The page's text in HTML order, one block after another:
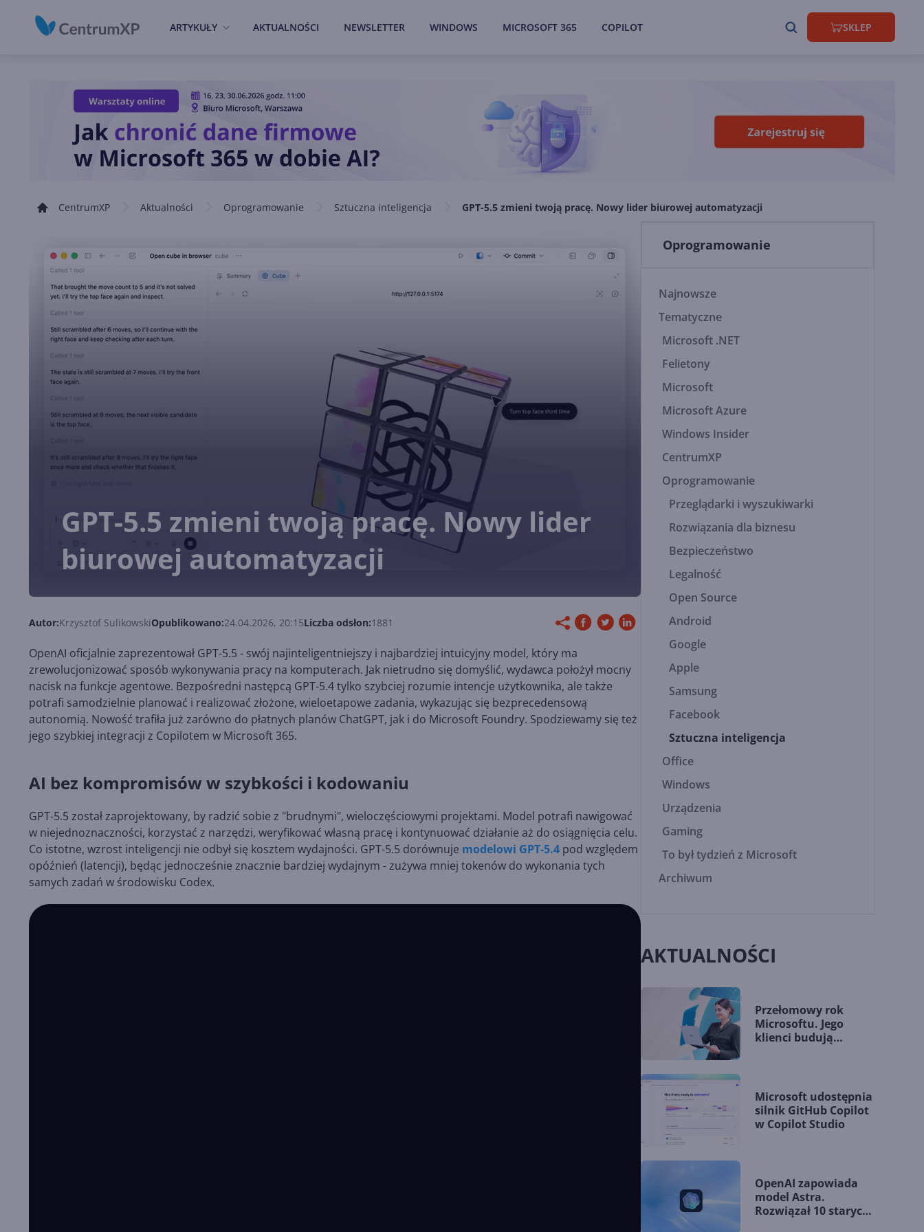
ARTYKUŁY AKTUALNOŚCI NEWSLETTER WINDOWS MICROSOFT 365 COPILOT SKLEP
CentrumXP Aktualności Oprogramowanie Sztuczna inteligencja GPT-5.5 zmieni twoją pracę. Nowy lider biurowej automatyzacji
GPT-5.5 zmieni twoją pracę. Nowy lider
biurowej automatyzacji
Autor:Krzysztof SulikowskiOpublikowano:24.04.2026, 20:15Liczba odsłon:1881
OpenAI oficjalnie zaprezentował GPT-5.5 - swój najinteligentniejszy i najbardziej intuicyjny model, który ma
zrewolucjonizować sposób wykonywania pracy na komputerach. Jak nietrudno się domyślić, wydawca położył mocny
nacisk na funkcje agentowe. Bezpośredni następcą GPT-5.4 tylko szybciej rozumie intencje użytkownika, ale także
potrafi samodzielnie planować i realizować złożone, wieloetapowe zadania, wykazując się bezprecedensową
autonomią. Nowość trafiła już zarówno do płatnych planów ChatGPT, jak i do Microsoft Foundry. Spodziewamy się też
jego szybkiej integracji z Copilotem w Microsoft 365.
AI bez kompromisów w szybkości i kodowaniu
GPT-5.5 został zaprojektowany, by radzić sobie z "brudnymi", wieloczęściowymi projektami. Model potrafi nawigować
w niejednoznaczności, korzystać z narzędzi, weryfikować własną pracę i kontynuować działanie aż do osiągnięcia celu.
Co istotne, wzrost inteligencji nie odbył się kosztem wydajności. GPT-5.5 dorównuje modelowi GPT-5.4 pod względem
opóźnień (latencji), będąc jednocześnie znacznie bardziej wydajnym - zużywa mniej tokenów do wykonania tych
samych zadań w środowisku Codex.
Oprogramowanie
Najnowsze
Tematyczne
Microsoft .NET
Felietony
Microsoft
Microsoft Azure
Windows Insider
CentrumXP
Oprogramowanie
Przeglądarki i wyszukiwarki
Rozwiązania dla biznesu
Bezpieczeństwo
Legalność
Open Source
Android
Google
Apple
Samsung
Facebook
Sztuczna inteligencja
Office
Windows
Urządzenia
Gaming
To był tydzień z Microsoft
Archiwum
AKTUALNOŚCI
Przełomowy rok
Microsoftu. Jego
klienci budują
Microsoft udostępnia
silnik GitHub Copilot
w Copilot Studio
OpenAI zapowiada
model Astra.
Rozwiązał 10 starych